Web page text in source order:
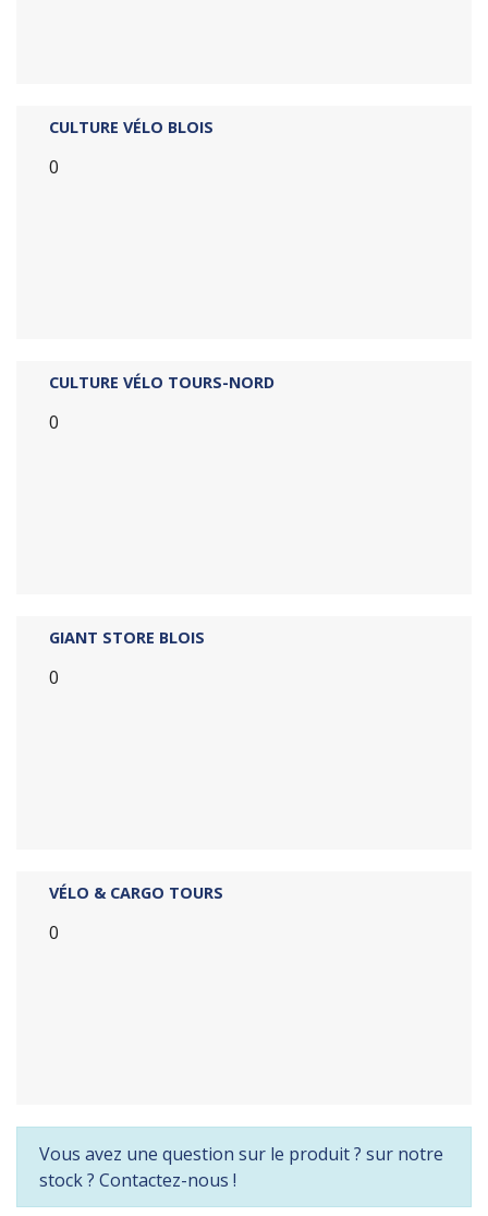
CULTURE VÉLO BLOIS
0
CULTURE VÉLO TOURS-NORD
0
GIANT STORE BLOIS
0
VÉLO & CARGO TOURS
0
Vous avez une question sur le produit ? sur notre
stock ? Contactez-nous !